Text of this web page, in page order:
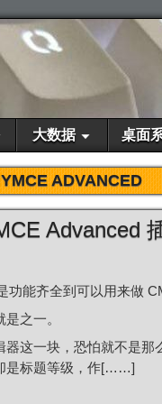
大数据 桌面
ADVANCED
Advanced
功能齐全到可以用来做
之一。
这一块，恐怕就不是
是标题等级，作[……]